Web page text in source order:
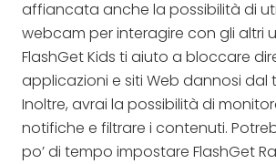
affiancata anche la possibilità di
webcam per interagire con gli altri
FlashGet Kids ti aiuto a bloccare
applicazioni e siti Web dannosi dal
Inoltre, avrai la possibilità di
notifiche e filtrare i contenuti.
po’ di tempo impostare FlashGet